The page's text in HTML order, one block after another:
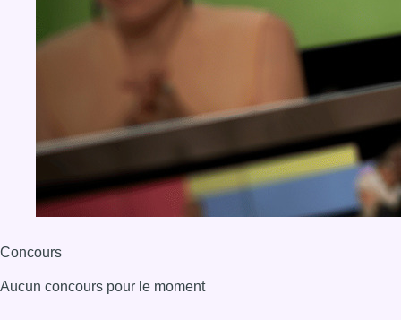
Concours
Aucun concours pour le moment